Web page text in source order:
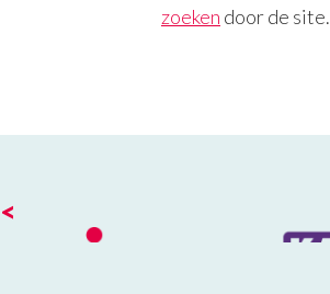
zoeken door de site.
<